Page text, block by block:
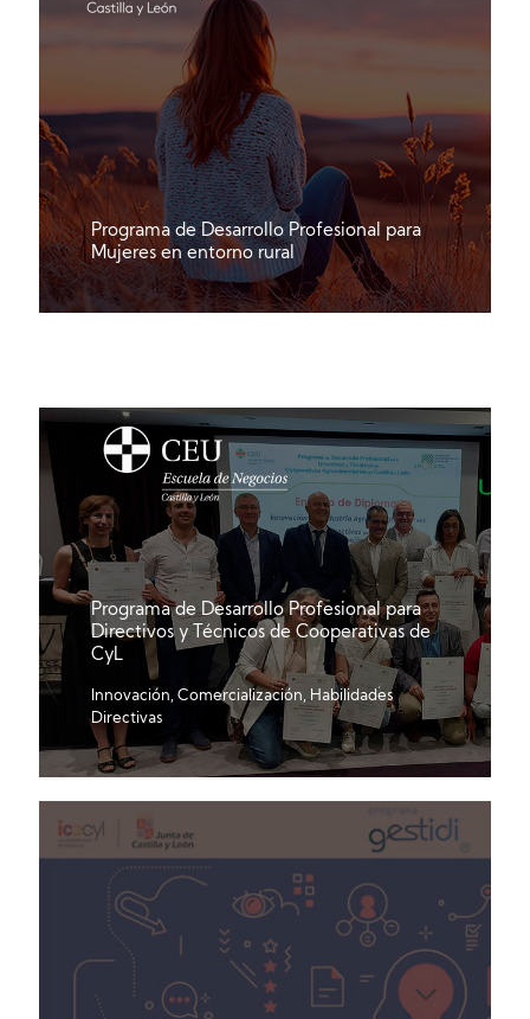
Programa de Desarrollo Profesional para
Mujeres en entorno rural
Programa de Desarrollo Profesionalpara
Directivos y Técnicos de Cooperativas de
CyL
Innovación, Comercialización, Habilidades
Directivas